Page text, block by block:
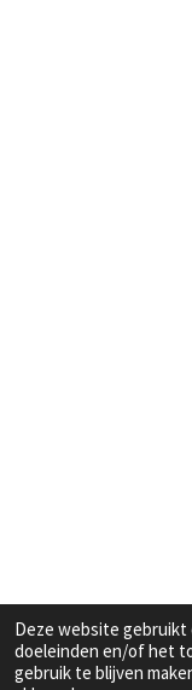
Deze website gebruikt
doeleinden en/of het
gebruik te blijven